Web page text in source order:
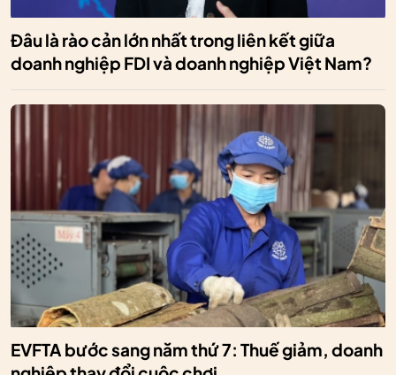
Đâu là rào cản lớn nhất trong liên kết giữa
doanh nghiệp FDI và doanh nghiệp Việt Nam?
EVFTA bước sang năm thứ 7: Thuế giảm, doanh